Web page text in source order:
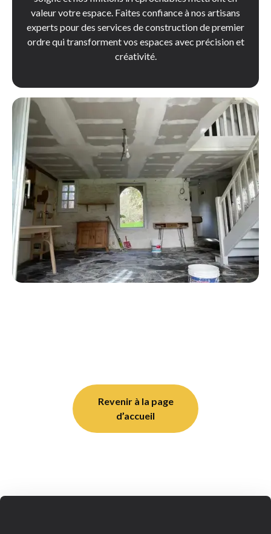
valeur votre espace. Faites confiance à nos artisans
experts pour des services de construction de premier
ordre qui transforment vos espaces avec précision et
créativité.
Revenir à la page
d’accueil